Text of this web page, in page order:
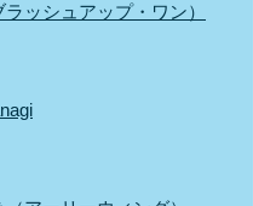
ッシュアップ・ワン）